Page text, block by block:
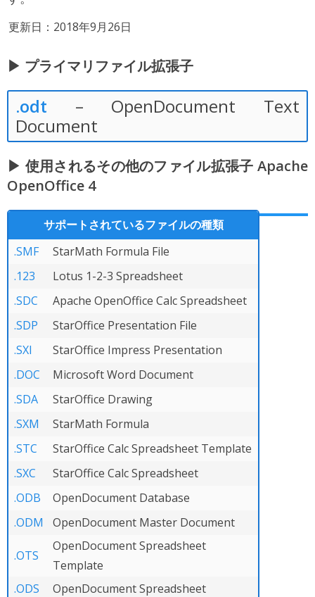
更新日：2018年9月26日
▶ プライマリファイル拡張子
.odt – OpenDocument Text
Document
▶ 使用されるその他のファイル拡張子 Apache
OpenOffice 4
サポートされているファイルの種類
.SMF
StarMath Formula File
.123
Lotus 1-2-3 Spreadsheet
.SDC
Apache OpenOffice Calc Spreadsheet
.SDP
StarOffice Presentation File
.SXI
StarOffice Impress Presentation
.DOC
Microsoft Word Document
.SDA
StarOffice Drawing
.SXM
StarMath Formula
.STC
StarOffice Calc Spreadsheet Template
.SXC
StarOffice Calc Spreadsheet
.ODB
OpenDocument Database
.ODM
OpenDocument Master Document
.OTS
OpenDocument Spreadsheet
Template
.ODS
OpenDocument Spreadsheet